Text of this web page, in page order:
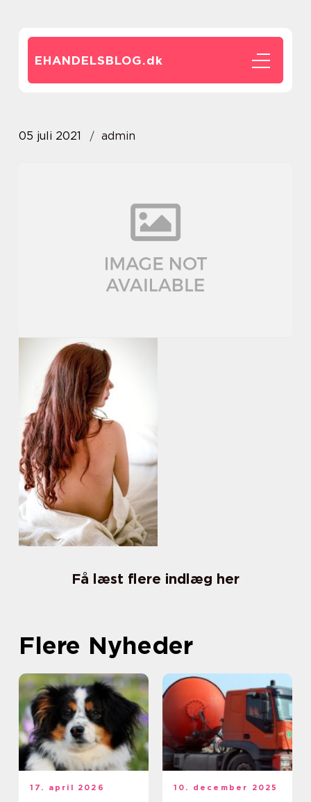
EHANDELSBLOG.dk
05 juli 2021 admin
Få læst flere indlæg her
Flere Nyheder
17. april 2026 10. december 2025